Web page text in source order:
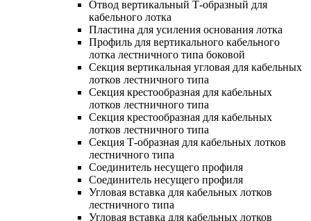
Отвод вертикальный Т-образный для
кабельного лотка
Пластина для усиления основания лотка
Профиль для вертикального кабельного
лотка лестничного типа боковой
Секция вертикальная угловая для кабельных
лотков лестничного типа
Секция крестообразная для кабельных
лотков лестничного типа
Секция крестообразная для кабельных
лотков лестничного типа
Секция Т-образная для кабельных лотков
лестничного типа
Соединитель несущего профиля
Соединитель несущего профиля
Угловая вставка для кабельных лотков
лестничного типа
Угловая вставка для кабельных лотков